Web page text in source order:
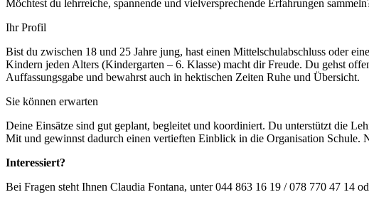
Möchtest du lehrreiche, spannende und vielversprechende Erfahrungen
Ihr Profil
Bist du zwischen 18 und 25 Jahre jung, hast einen Mittelschulabschluss oder
Kindern jeden Alters (Kindergarten – 6. Klasse) macht dir Freude. Du gehst
Auffassungsgabe und bewahrst auch in hektischen Zeiten Ruhe und Übersicht.
Sie können erwarten
Deine Einsätze sind gut geplant, begleitet und koordiniert. Du unterstützt die
Mit und gewinnst dadurch einen vertieften Einblick in die Organisation
Interessiert?
Bei Fragen steht Ihnen Claudia Fontana, unter 044 863 16 19 / 078 770 47 14